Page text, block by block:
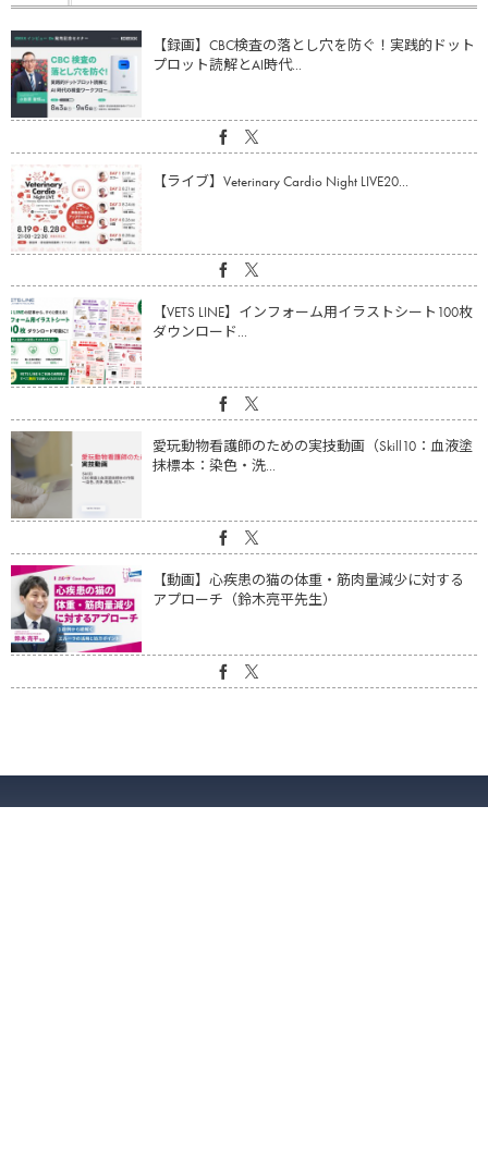
【録画】CBC検査の落とし穴を防ぐ！実践的ドット
プロット読解とAI時代...
【ライブ】Veterinary Cardio Night LIVE20...
【VETS LINE】インフォーム用イラストシート100枚
ダウンロード...
愛玩動物看護師のための実技動画（Skill10：血液塗
抹標本：染色・洗...
【動画】心疾患の猫の体重・筋肉量減少に対する
アプローチ（鈴木亮平先生）